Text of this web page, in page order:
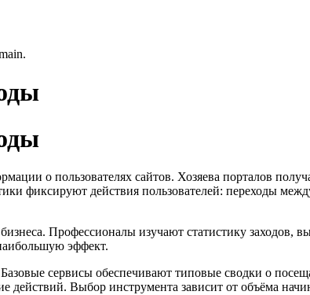
о пользователях сайтов. Хозяева порталов
фиксируют действия пользователей: переходы
Профессионалы изучают статистику заходов,
эффект.
сервисы обеспечивают типовые сводки о
Выбор инструмента зависит от объёма